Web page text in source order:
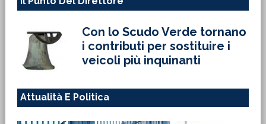
Con lo Scudo Verde tornano
i contributi per sostituire i
veicoli più inquinanti
Attualità E Politica